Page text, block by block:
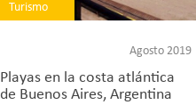
Turismo
Agosto 2019
Playas en la costa atlántica
de Buenos Aires, Argentina